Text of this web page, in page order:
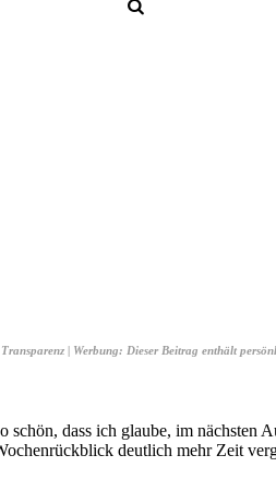
Transparenz | Werbung: Dieser Beitrag enthält
dass ich glaube, im nächsten
deutlich mehr Zeit